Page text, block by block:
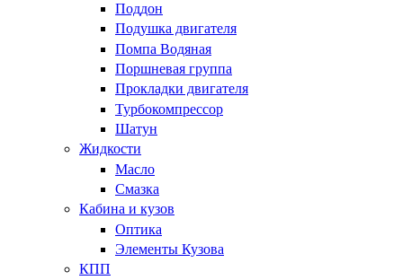
Поддон
Подушка двигателя
Помпа Водяная
Поршневая группа
Прокладки двигателя
Турбокомпрессор
Шатун
Жидкости
Масло
Смазка
Кабина и кузов
Оптика
Элементы Кузова
КПП